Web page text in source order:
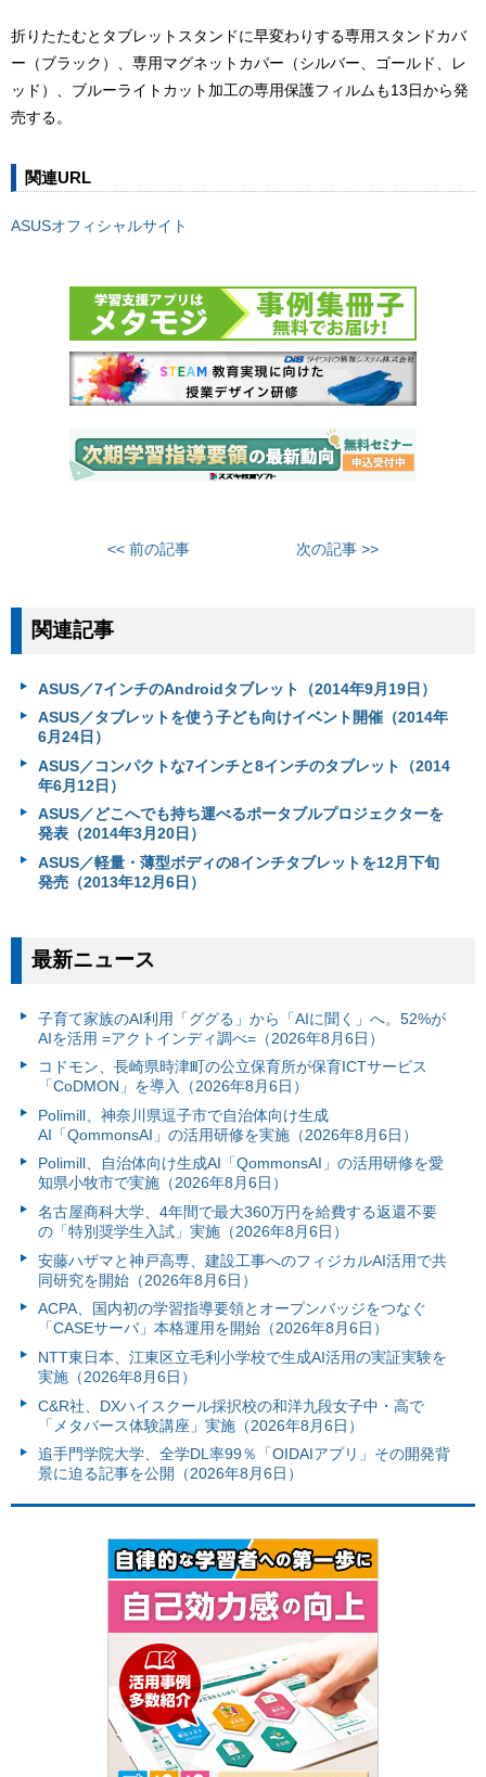
折りたたむとタブレットスタンドに早変わりする専用スタンドカバ
ー（ブラック）、専用マグネットカバー（シルバー、ゴールド、レ
ッド）、ブルーライトカット加工の専用保護フィルムも13日から発
売する。
関連URL
ASUSオフィシャルサイト
<< 前の記事 次の記事 >>
関連記事
ASUS／7インチのAndroidタブレット（2014年9月19日）
ASUS／タブレットを使う子ども向けイベント開催（2014年
6月24日）
ASUS／コンパクトな7インチと8インチのタブレット（2014
年6月12日）
ASUS／どこへでも持ち運べるポータブルプロジェクターを
発表（2014年3月20日）
ASUS／軽量・薄型ボディの8インチタブレットを12月下旬
発売（2013年12月6日）
最新ニュース
子育て家族のAI利用「ググる」から「AIに聞く」へ。52%が
AIを活用 =アクトインディ調べ=（2026年8月6日）
コドモン、長崎県時津町の公立保育所が保育ICTサービス
「CoDMON」を導入（2026年8月6日）
Polimill、神奈川県逗子市で自治体向け生成
AI「QommonsAI」の活用研修を実施（2026年8月6日）
Polimill、自治体向け生成AI「QommonsAI」の活用研修を愛
知県小牧市で実施（2026年8月6日）
名古屋商科大学、4年間で最大360万円を給費する返還不要
の「特別奨学生入試」実施（2026年8月6日）
安藤ハザマと神戸高専、建設工事へのフィジカルAI活用で共
同研究を開始（2026年8月6日）
ACPA、国内初の学習指導要領とオープンバッジをつなぐ
「CASEサーバ」本格運用を開始（2026年8月6日）
NTT東日本、江東区立毛利小学校で生成AI活用の実証実験を
実施（2026年8月6日）
C&R社、DXハイスクール採択校の和洋九段女子中・高で
「メタバース体験講座」実施（2026年8月6日）
追手門学院大学、全学DL率99％「OIDAIアプリ」その開発背
景に迫る記事を公開（2026年8月6日）